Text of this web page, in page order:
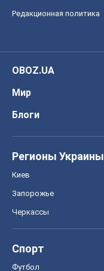
Редакционная политика
OBOZ.UA
Мир
Блоги
Регионы Украины
Киев
Запорожье
Черкассы
Спорт
Футбол